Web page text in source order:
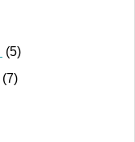
(5)
(7)